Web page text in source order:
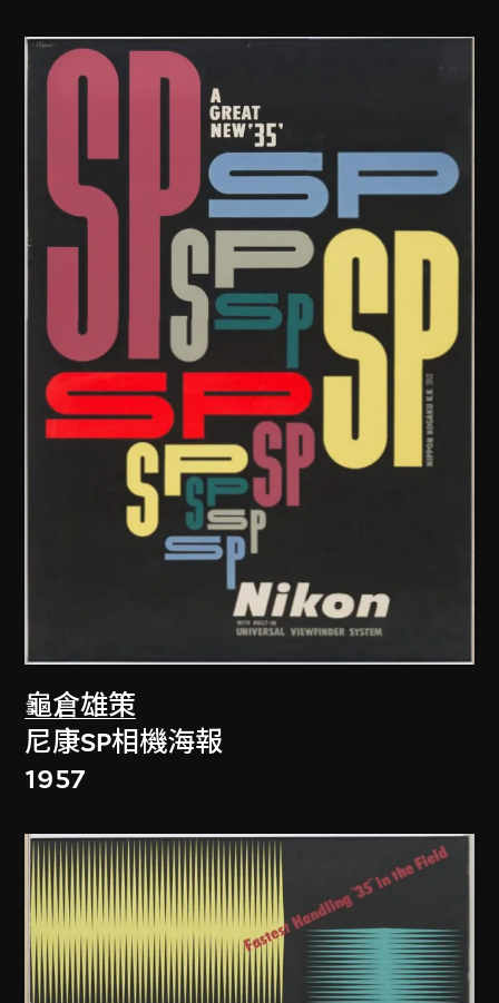
龜倉雄策
尼康SP相機海報
1957